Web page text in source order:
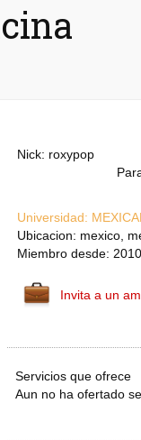
Nick: roxypop
Universidad:
Ubicacion: mexico,
Miembro desde:
Invita a un
Servicios que ofrece
Aun no ha ofertado